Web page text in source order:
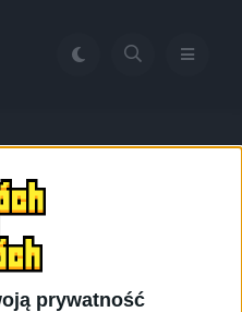
prywatność